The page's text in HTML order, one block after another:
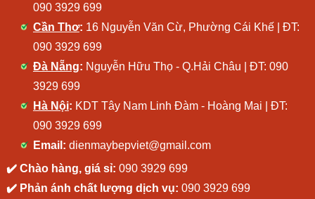
090 3929 699
Cần Thơ: 16 Nguyễn Văn Cừ, Phường Cái Khế | ĐT:
090 3929 699
Đà Nẵng: Nguyễn Hữu Thọ - Q.Hải Châu | ĐT: 090
3929 699
Hà Nội: KDT Tây Nam Linh Đàm - Hoàng Mai | ĐT:
090 3929 699
Email: dienmaybepviet@gmail.com
✔️ Chào hàng, giá sỉ: 090 3929 699
✔️ Phản ánh chất lượng dịch vụ: 090 3929 699